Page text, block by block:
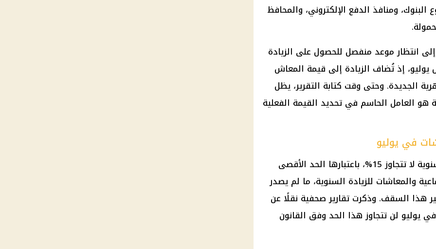
البنوك، ومنافذ الدفع الإلكتروني، والمحافظ
انتظار موعد منفصل للحصول على الزيادة
يوليو، إذ تُضاف الزيادة إلى قيمة المعاش
الجديدة. وحتى وقت كتابة التقرير، يظل
هو العامل الحاسم في تحديد القيمة الفعلية
في يوليو
تدور التوقعات الحالية حول زيادة سنوية لا تتجاوز 15%، باعتبارها الحد الأقصى
والمعاشات للزيادة السنوية، ما لم يصدر
هذا السقف. وذكرت تقارير صحفية نقلًا عن
في يوليو لن تتجاوز هذا الحد وفق القانون